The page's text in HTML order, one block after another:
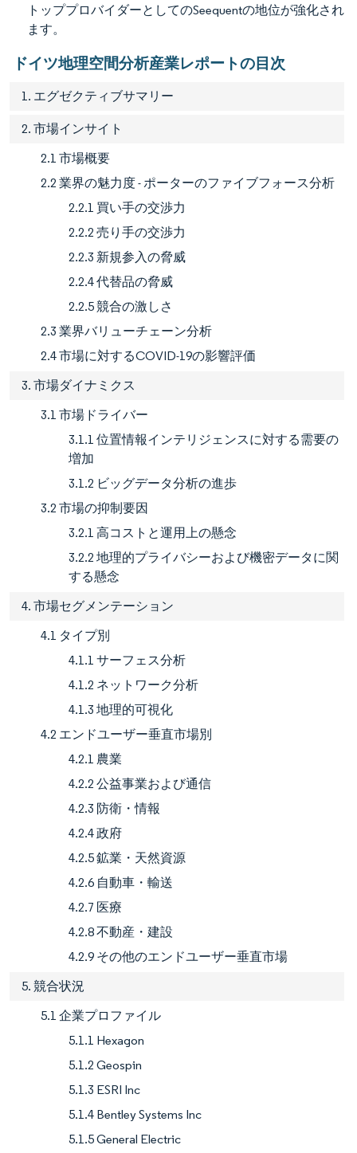
トッププロバイダーとしてのSeequentの地位が強化され
ます。
ドイツ地理空間分析産業レポートの目次
1. エグゼクティブサマリー
2. 市場インサイト
2.1 市場概要
2.2 業界の魅力度 - ポーターのファイブフォース分析
2.2.1 買い手の交渉力
2.2.2 売り手の交渉力
2.2.3 新規参入の脅威
2.2.4 代替品の脅威
2.2.5 競合の激しさ
2.3 業界バリューチェーン分析
2.4 市場に対するCOVID-19の影響評価
3. 市場ダイナミクス
3.1 市場ドライバー
3.1.1 位置情報インテリジェンスに対する需要の
増加
3.1.2 ビッグデータ分析の進歩
3.2 市場の抑制要因
3.2.1 高コストと運用上の懸念
3.2.2 地理的プライバシーおよび機密データに関
する懸念
4. 市場セグメンテーション
4.1 タイプ別
4.1.1 サーフェス分析
4.1.2 ネットワーク分析
4.1.3 地理的可視化
4.2 エンドユーザー垂直市場別
4.2.1 農業
4.2.2 公益事業および通信
4.2.3 防衛・情報
4.2.4 政府
4.2.5 鉱業・天然資源
4.2.6 自動車・輸送
4.2.7 医療
4.2.8 不動産・建設
4.2.9 その他のエンドユーザー垂直市場
5. 競合状況
5.1 企業プロファイル
5.1.1 Hexagon
5.1.2 Geospin
5.1.3 ESRI Inc
5.1.4 Bentley Systems Inc
5.1.5 General Electric